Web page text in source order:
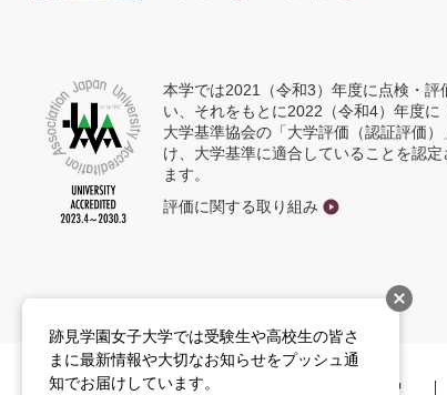
本学では2021（令和3）年度に点検・評
い、それをもとに2022（令和4）年度に
大学基準協会の「大学評価（認証評価）
け、大学基準に適合していることを認定
ます。
評価に関する取り組み
跡見学園女子大学では受験生や高校生の皆さ
まに最新情報や大切なお知らせをプッシュ通
知でお届けしています。